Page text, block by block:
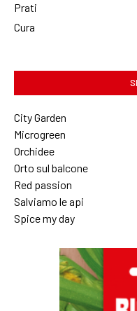
Prati
Cura
City Garden
Microgreen
Orchidee
Orto sul balcone
Red passion
Salviamo le api
Spice my day